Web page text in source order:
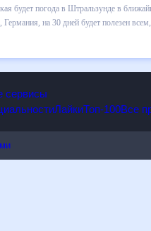
прогноза покажет все
нужно быть готовым и как
всем, в том числе людям,
сервисы